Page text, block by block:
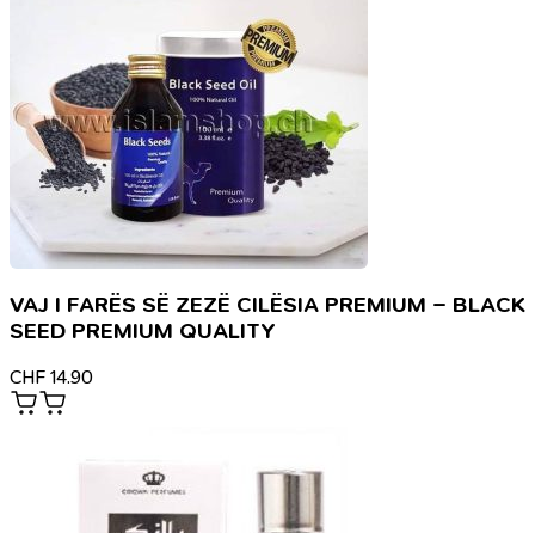
VAJ I FARËS SË ZEZË CILËSIA PREMIUM – BLACK
SEED PREMIUM QUALITY
CHF 14.90